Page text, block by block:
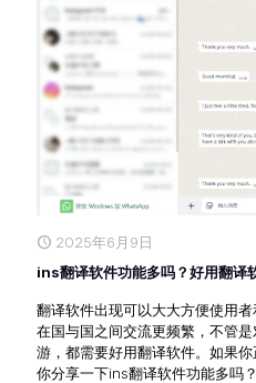
2025年6月9日
ins翻译软件功能多吗？好用翻译
翻译软件出现可以大大方便使用
在国与国之间交流更频繁，不管
游，都需要好用翻译软件。如果
你分享一下ins翻译软件功能多吗